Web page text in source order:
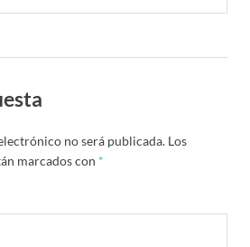
no será publicada. Los
marcados con *